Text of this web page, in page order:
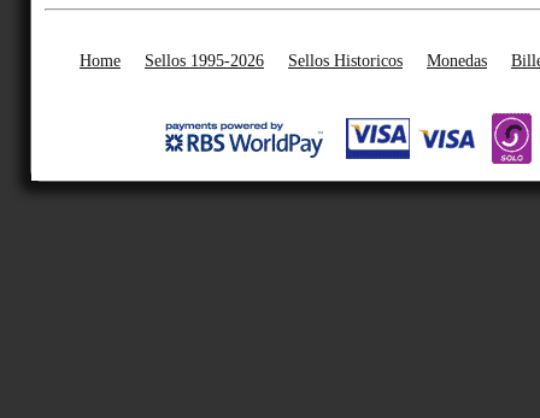
Home Sellos 1995-2026 Sellos Historicos Monedas